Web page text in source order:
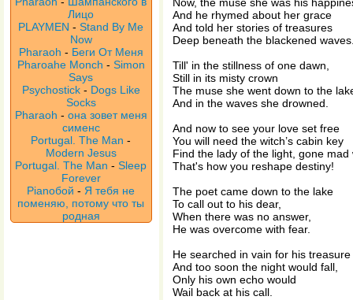
Лицо
PLAYMEN -Stand By Me
Now
Pharaoh - Беги От Меня
Pharoahe Monch - Simon
Says
Psychostick - Dogs Like
Socks
Pharaoh - она зовет меня
сименс
Portugal. The Man -
Modern Jesus
Portugal. The Man -Sleep
Forever
Pianoбой - Я тебя не
поменяю, потому что ты
родная
And he rhymed about her grace
And told her stories of treasures
Deep beneath the blackened
Till' in the stillness of one dawn,
Still in its misty crown
The muse she went down to the
And in the waves she drowned.
And now to see your love set free
You will need the witch’s cabin key
Find the lady of the light, gone mad
That's how you reshape destiny!
The poet came down to the lake
To call out to his dear,
When there was no answer,
He was overcome with fear.
He searched in vain for his treasure
And too soon the night would fall,
Only his own echo would
Wail back at his call.